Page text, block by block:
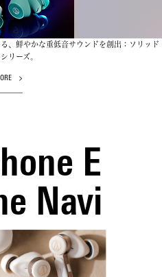
、鮮やかな重低音サウンドを創出：ソリッド
リーズ。
E
Navi